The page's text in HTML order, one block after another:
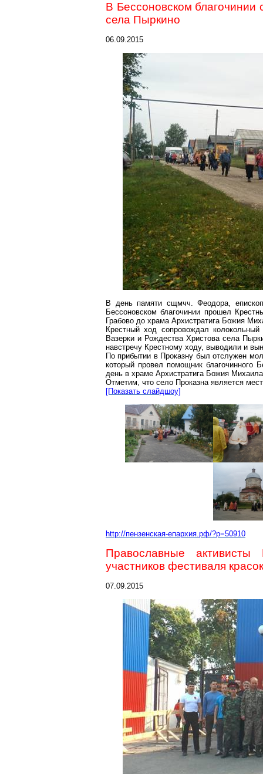
В Бессоновском благочинии
села Пыркино
06.09.2015
В день памяти сщмчч. Феодора,
Бессоновском благочинии прошел
Грабово до храма Архистратига Божия
Крестный ход сопровождал
Вазерки и Рождества Христова села
навстречу Крестному ходу, выводили и
По прибытии в Проказну был отслужен
который провел помощник благочинного
день в храме Архистратига Божия
Отметим, что село Проказна является
[Показать слайдшоу]
http://пензенская-епархия.рф/?p=50910
Православные активисты
участников фестиваля
07.09.2015